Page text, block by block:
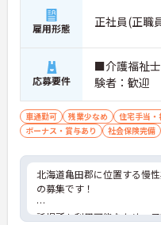
雇用形態 正社員(正職
応募要件
■介護福祉
験者：歓迎
車通勤可 残業少なめ 住宅手当・
ボーナス・賞与あり
社会保険完備
北海道亀田郡に位置する慢
の募集です！
託児所も利用可能なため、